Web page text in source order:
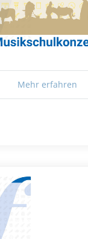
Mehr erfahren